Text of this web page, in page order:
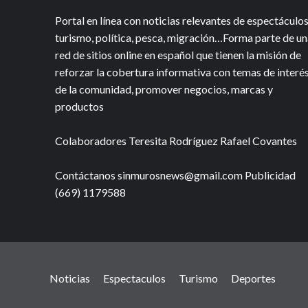
Portal en línea con noticias relevantes de
turismo, política, pesca, migración…Forma parte de
red de sitios online en español que tienen la misión de
reforzar la cobertura informativa con temas de interés
de la comunidad, promover negocios, marcas y
productos
Colaboradores Teresita Rodríguez Rafael Covantes
Contáctanos sinmurosnews@gmail.com Publicidad
(669) 1179588
Noticias Espectaculos Turismo Deportes